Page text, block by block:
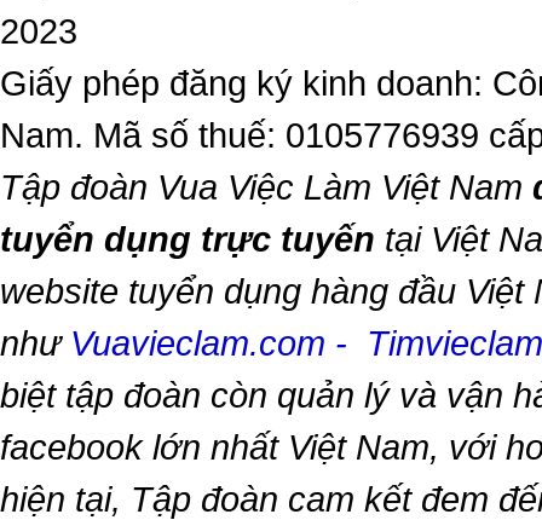
2023
Giấy phép đăng ký kinh doanh:
Nam. Mã số thuế: 0105776939
Tập đoàn Vua Việc Làm Việt Nam
tuyển dụng trực tuyến tại Việt
website tuyển dụng hàng đầu Việt
như Vuavieclam.com -
biệt tập đoàn còn quản lý và vận
facebook lớn nhất Việt Nam, với
hiện tại, Tập đoàn cam kết đem